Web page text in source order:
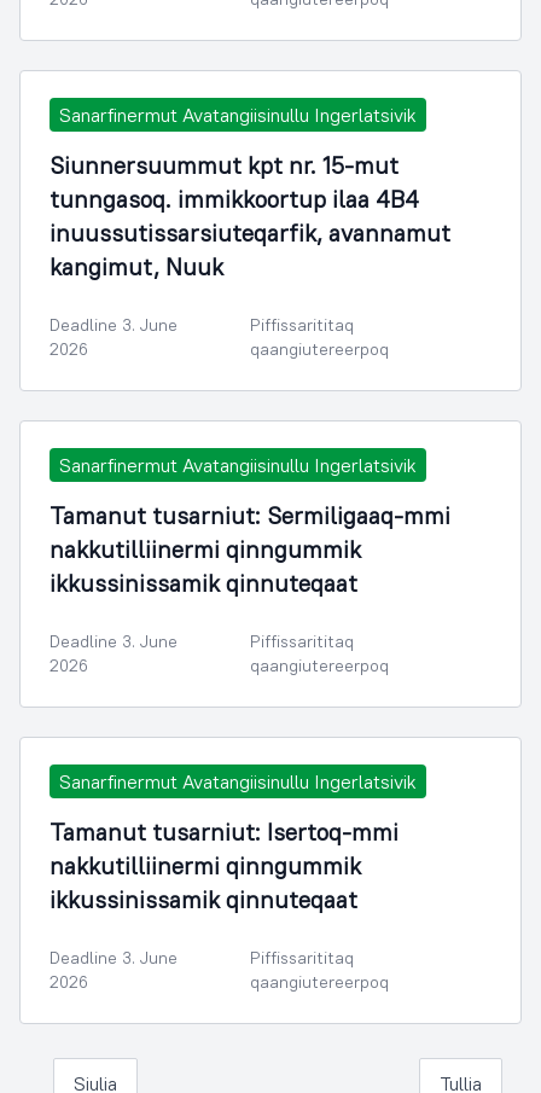
Sanarfinermut Avatangiisinullu Ingerlatsivik
Siunnersuummut kpt nr. 15-mut
tunngasoq. immikkoortup ilaa 4B4
inuussutissarsiuteqarfik, avannamut
kangimut, Nuuk
Deadline 3. June
2026
Piffissarititaq
qaangiutereerpoq
Sanarfinermut Avatangiisinullu Ingerlatsivik
Tamanut tusarniut: Sermiligaaq-mmi
nakkutilliinermi qinngummik
ikkussinissamik qinnuteqaat
Deadline 3. June
2026
Piffissarititaq
qaangiutereerpoq
Sanarfinermut Avatangiisinullu Ingerlatsivik
Tamanut tusarniut: Isertoq-mmi
nakkutilliinermi qinngummik
ikkussinissamik qinnuteqaat
Deadline 3. June
2026
Piffissarititaq
qaangiutereerpoq
Siulia Tullia